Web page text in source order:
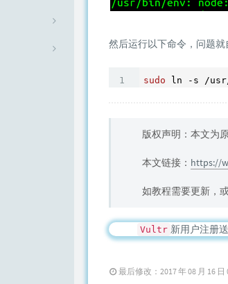
333
235 然后运行以下命令，问题就
sudo
版权声明：本文为
本文链接： https://
如教程需要更新，
Vultr 新用户注册送
最后修改：2017 年 08 月 16 日